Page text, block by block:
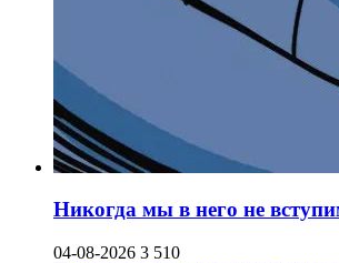
Никогда мы в него не
04-08-2026 3 510